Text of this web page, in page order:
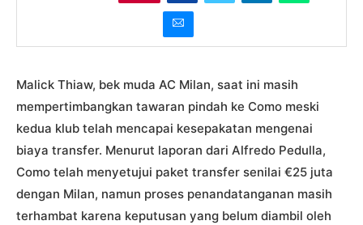
Malick Thiaw, bek muda AC Milan, saat ini masih
mempertimbangkan tawaran pindah ke Como meski
kedua klub telah mencapai kesepakatan mengenai
biaya transfer. Menurut laporan dari Alfredo Pedulla,
Como telah menyetujui paket transfer senilai €25 juta
dengan Milan, namun proses penandatanganan masih
terhambat karena keputusan yang belum diambil oleh